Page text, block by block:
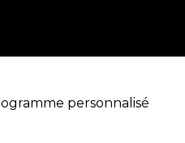
personnalisé